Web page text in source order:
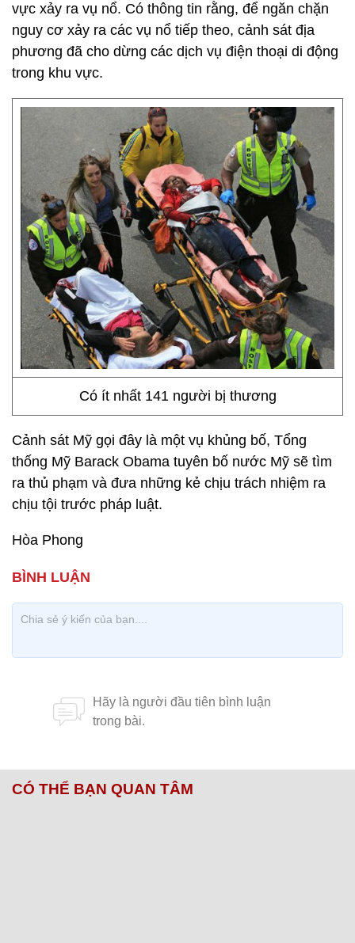
vực xảy ra vụ nổ. Có thông tin rằng, để ngăn chặn
nguy cơ xảy ra các vụ nổ tiếp theo, cảnh sát địa
phương đã cho dừng các dịch vụ điện thoại di động
trong khu vực.
Có ít nhất 141 người bị thương
Cảnh sát Mỹ gọi đây là một vụ khủng bố, Tổng
thống Mỹ Barack Obama tuyên bố nước Mỹ sẽ tìm
ra thủ phạm và đưa những kẻ chịu trách nhiệm ra
chịu tội trước pháp luật.
Hòa Phong
CÓ THỂ BẠN QUAN TÂM